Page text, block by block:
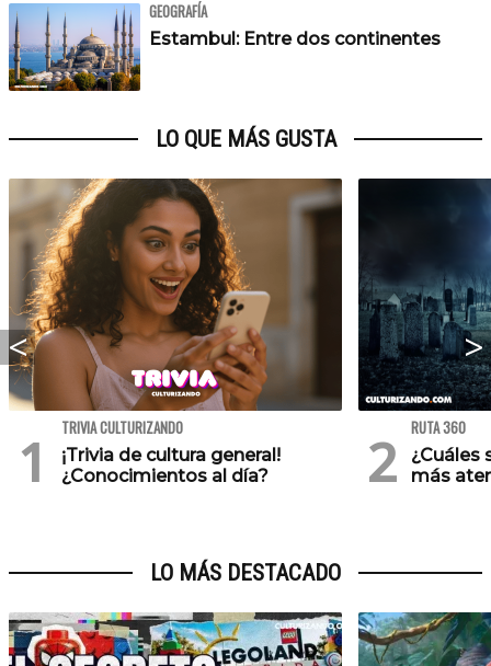
GEOGRAFÍA
Estambul: Entre dos continentes
LO QUE MÁS GUSTA
TRIVIA CULTURIZANDO
¡Trivia de cultura general!
¿Conocimientos al día?
RUTA 360
¿Cuáles
más
LO MÁS DESTACADO